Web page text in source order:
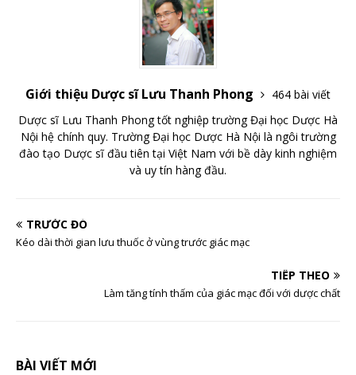
Giới thiệu Dược sĩ Lưu Thanh Phong
464 bài viết
Dược sĩ Lưu Thanh Phong tốt nghiệp trường Đại học Dược Hà
Nội hệ chính quy. Trường Đại học Dược Hà Nội là ngôi trường
đào tạo Dược sĩ đầu tiên tại Việt Nam với bề dày kinh nghiệm
và uy tín hàng đầu.
TRƯỚC ĐÓ
Kéo dài thời gian lưu thuốc ở vùng trước giác mạc
TIẾP THEO
Làm tăng tính thấm của giác mạc đối với dược chất
BÀI VIẾT MỚI